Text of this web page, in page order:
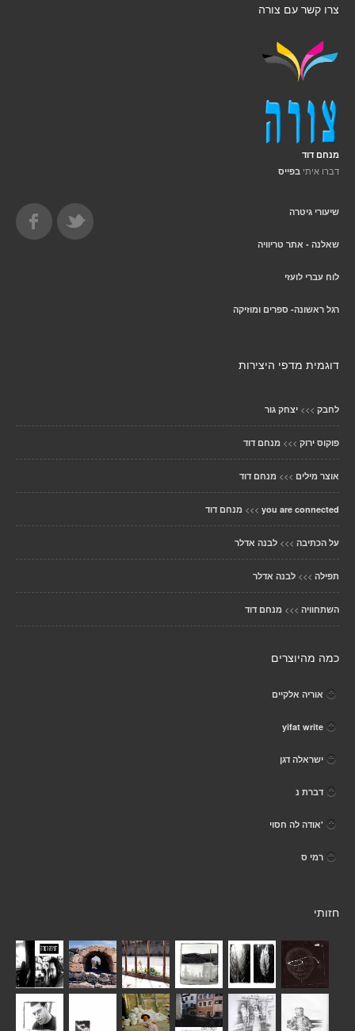
צרו קשר עם צורה
מנחם דוד
דברו איתי בפייס
שיעורי גיטרה
שאלנה - אתר טריוויה
לוח עברי לועזי
רגל ראשונה- ספרים ומוזיקה
דוגמית מדפי היצירות
לחבק >>> יצחק גור
פוקוס ירוק >>> מנחם דוד
אוצר מילים >>> מנחם דוד
you are connected
>>> מנחם דוד
על הכתיבה >>> לבנה אדלר
תפילה >>> לבנה אדלר
השתחוויה >>> מנחם דוד
כמה מהיוצרים
אוריה אלקיים
yifat write
ישראלה דגן
דברת נ
'אודה לה חסוי
רמי ס
חזותי